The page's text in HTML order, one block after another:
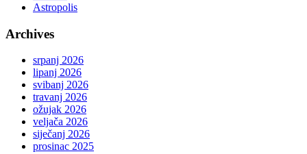
Astropolis
Archives
srpanj 2026
lipanj 2026
svibanj 2026
travanj 2026
ožujak 2026
veljača 2026
siječanj 2026
prosinac 2025